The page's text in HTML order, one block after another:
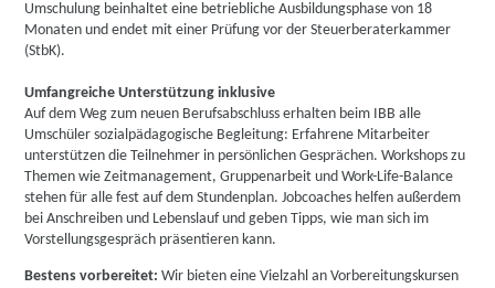
Umschulung beinhaltet eine betriebliche Ausbildungsphase von 18
Monaten und endet mit einer Prüfung vor der Steuerberaterkammer
(StbK).
Umfangreiche Unterstützung inklusive
Auf dem Weg zum neuen Berufsabschluss erhalten beim IBB alle
Umschüler sozialpädagogische Begleitung: Erfahrene Mitarbeiter
unterstützen die Teilnehmer in persönlichen Gesprächen. Workshops zu
Themen wie Zeitmanagement, Gruppenarbeit und Work-Life-Balance
stehen für alle fest auf dem Stundenplan. Jobcoaches helfen außerdem
bei Anschreiben und Lebenslauf und geben Tipps, wie man sich im
Vorstellungsgespräch präsentieren kann.
Bestens vorbereitet:Wir bieten eine Vielzahl an Vorbereitungskursen